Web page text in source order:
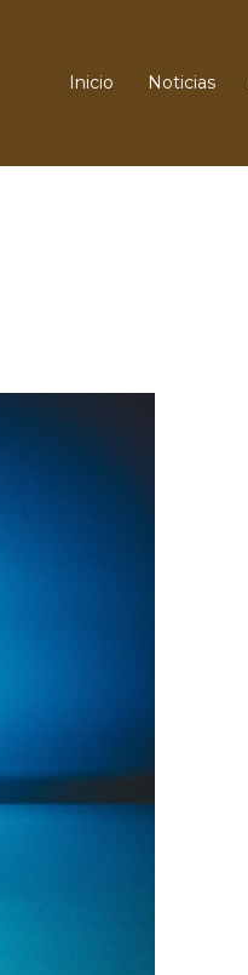
Inicio Noticias